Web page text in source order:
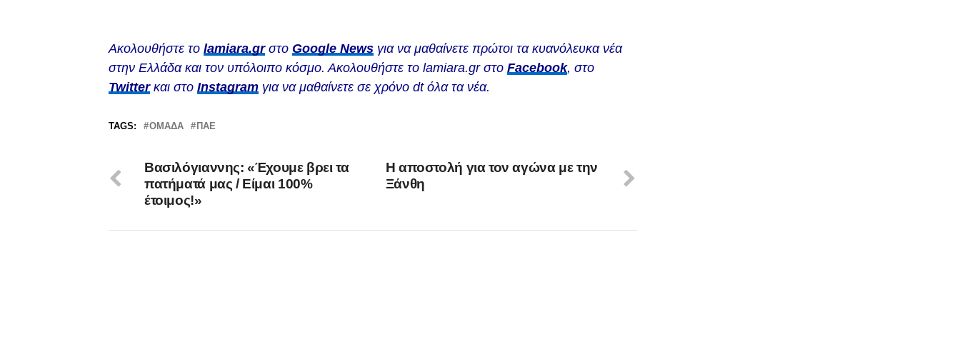
Ακολουθήστε το lamiara.grστο Google News για να μαθαίνετε πρώτοι τα κυανόλευκα νέα
στην Ελλάδα και τον υπόλοιπο κόσμο. Ακολουθήστε το lamiara.gr στο Facebook, στο
Twitterκαι στο Instagram για να μαθαίνετε σε χρόνο dt όλα τα νέα.
TAGS: ΟΜΆΔΑ ΠΑΕ
Η αποστολή για τον αγώνα με την
Ξάνθη
Βασιλόγιαννης: «Έχουμε βρει τα
πατήματά μας / Είμαι 100%
έτοιμος!»